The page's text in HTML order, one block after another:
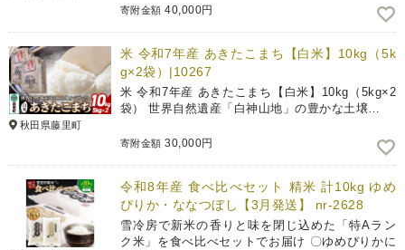
寄附金額 40,000円
秋田県藤里町
米 令和7年産 あきたこまち【白米】10kg（5k
g×2袋）|10267
米 令和7年産 あきたこまち【白米】10kg（5kg×2
袋） 世界自然遺産「白神山地」の豊かな土壌…
寄附金額 30,000円
令和8年産 食べ比べセット 精米 計10kg ゆめ
ぴりか・ななつぼし【3月発送】 nr-2628
雪冷房で新米の香りと味を閉じ込めた「特Aラン
ク米」を食べ比べセットでお届け 〇ゆめぴりかに